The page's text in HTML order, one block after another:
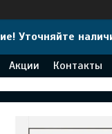
Уточняйте
Акции Контакты